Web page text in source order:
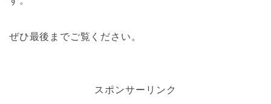
ぜひ最後までご覧ください。
スポンサーリンク